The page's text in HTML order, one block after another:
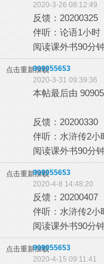
2020-3-26 08:12:49
反馈：20200325
伴听：论语1小时
阅读课外书90分钟
点击重新加载909055653
2020-3-31 09:39:36
本帖最后由
反馈：20200330
伴听：水浒传2小
阅读课外书90分钟
点击重新加载909055653
2020-4-8 14:48:20
反馈：20200407
伴听：水浒传2小
阅读课外书90分钟
点击重新加载909055653
2020-4-15 09:11:41